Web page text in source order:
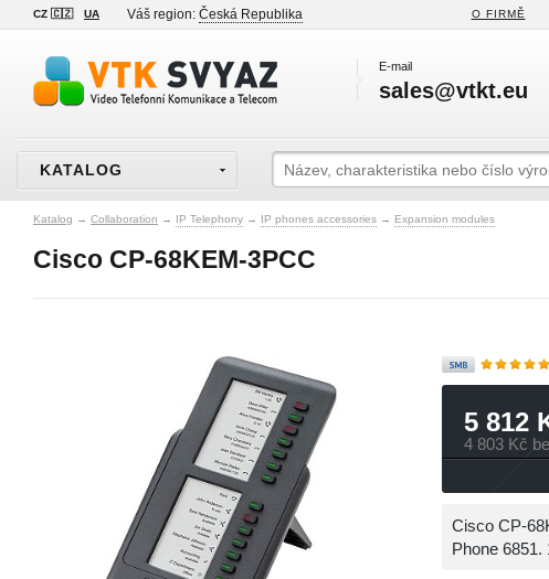
CZ 🇨🇿 UA Váš region: Česká Republika O FIRMĚ
E-mail
sales@vtkt.eu
KATALOG
Katalog → Collaboration → IP Telephony → IP phones accessories → Expansion modules
Cisco CP-68KEM-3PCC
5 812
4 803 Kč
Cisco CP-
Phone